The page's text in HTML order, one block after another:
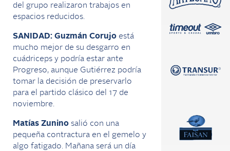
del grupo realizaron trabajos en
espacios reducidos.
SANIDAD: Guzmán Corujo está
mucho mejor de su desgarro en
cuádriceps y podría estar ante
Progreso, aunque Gutiérrez podría
tomar la decisión de preservarlo
para el partido clásico del 17 de
noviembre.
Matías Zunino salió con una
pequeña contractura en el gemelo y
algo fatigado. Mañana será un día